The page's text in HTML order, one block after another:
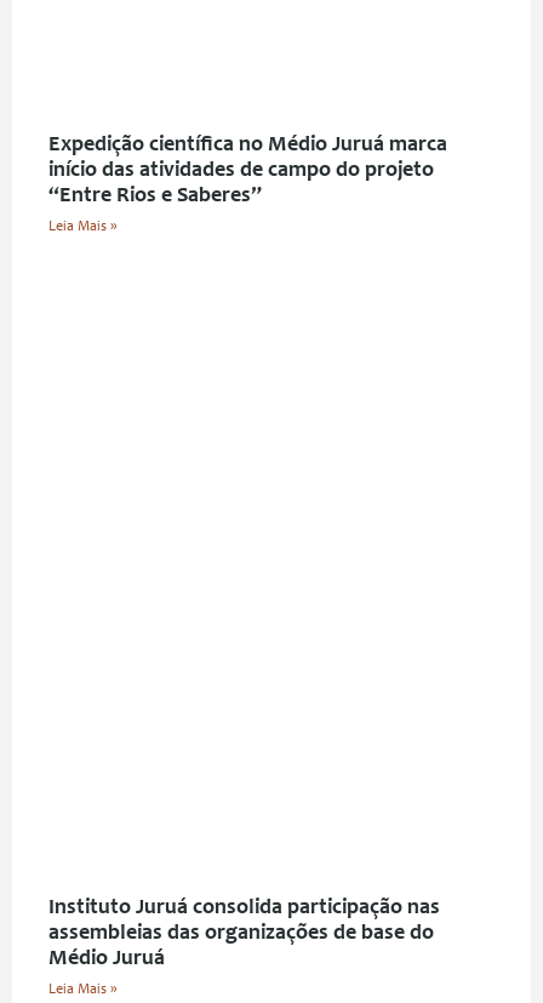
Expedição científica no Médio Juruá marca
início das atividades de campo do projeto
“Entre Rios e Saberes”
Leia Mais »
Instituto Juruá consolida participação nas
assembleias das organizações de base do
Médio Juruá
Leia Mais »